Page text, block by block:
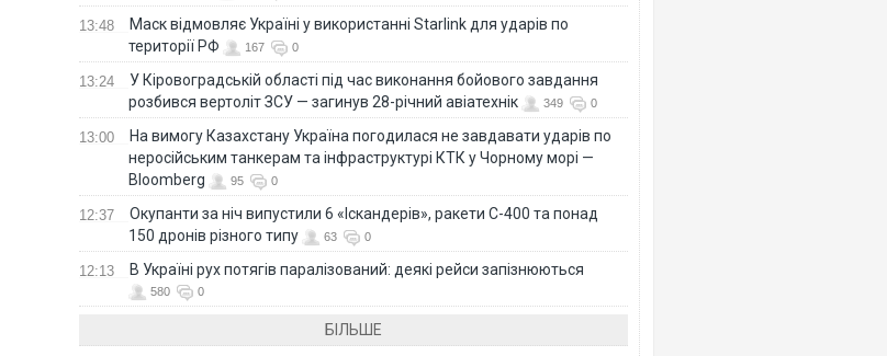
13:48
Маск відмовляє Україні у використанні Starlink для ударів по
території РФ
167 0
13:24
У Кіровоградській області під час виконання бойового завдання
розбився вертоліт ЗСУ — загинув 28-річний авіатехнік
349 0
13:00
На вимогу Казахстану Україна погодилася не завдавати ударів по
неросійським танкерам та інфраструктурі КТК у Чорному морі —
Bloomberg
95 0
12:37
Окупанти за ніч випустили 6 «Іскандерів», ракети С-400 та понад
150 дронів різного типу
63 0
12:13 В Україні рух потягів паралізований: деякі рейси запізнюються
580 0
БІЛЬШЕ